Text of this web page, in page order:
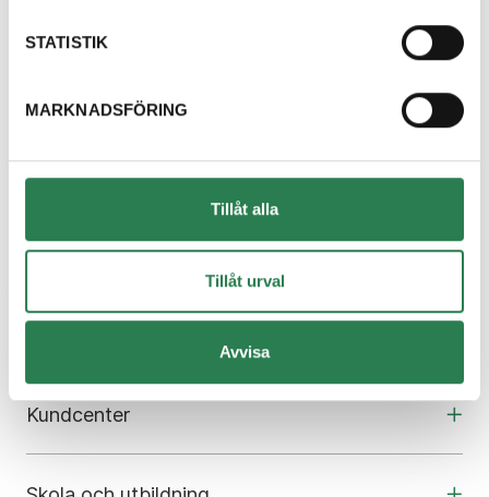
STATISTIK
MARKNADSFÖRING
Tillåt alla
Tillåt urval
Avvisa
070-739 95 53
021 39 35 57
Kundcenter